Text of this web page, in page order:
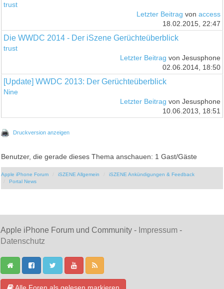
trust
Letzter Beitrag von access
18.02.2015, 22:47
Die WWDC 2014 - Der iSzene Gerüchteüberblick
trust
Letzter Beitrag von Jesusphone
02.06.2014, 18:50
[Update] WWDC 2013: Der Gerüchteüberblick
Nine
Letzter Beitrag von Jesusphone
10.06.2013, 18:51
Druckversion anzeigen
Benutzer, die gerade dieses Thema anschauen: 1 Gast/Gäste
Apple iPhone Forum iSZENE Allgemein
iSZENE Ankündigungen & Feedback
Portal News
Apple iPhone Forum und Community - Impressum -
Datenschutz
Alle Foren als gelesen markieren